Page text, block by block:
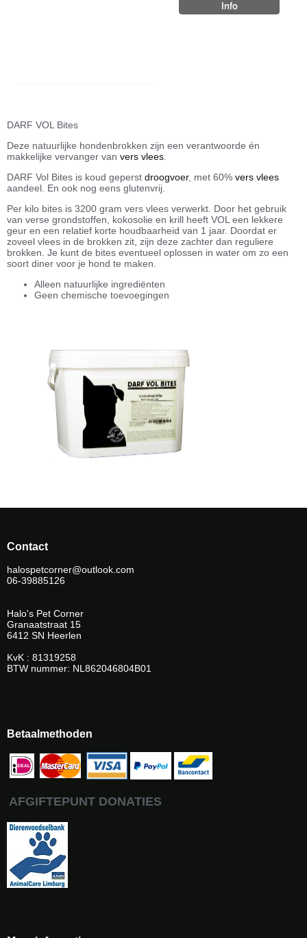
DARF VOL Bites
Deze natuurlijke hondenbrokken zijn een verantwoorde én
makkelijke vervanger van vers vlees
DARF Vol Bites is koud geperst droogvoer, met 60% vers vlees
aandeel. En ook nog eens glutenvrij.
Per kilo bites is 3200 gram vers vlees verwerkt. Door het gebruik
van verse grondstoffen, kokosolie en krill heeft VOL een lekkere
geur en een relatief korte houdbaarheid van 1 jaar. Doordat er
zoveel vlees in de brokken zit, zijn deze zachter dan reguliere
brokken. Je kunt de bites eventueel oplossen in water om zo een
soort diner voor je hond te maken.
Alleen natuurlijke ingrediënten
Geen chemische toevoegingen
Contact
halospetcorner@outlook.com
06-39885126
Halo's Pet Corner
Granaatstraat 15
6412 SN Heerlen
KvK : 81319258
BTW nummer: NL862046804B01
Betaalmethoden
AFGIFTEPUNT DONATIES